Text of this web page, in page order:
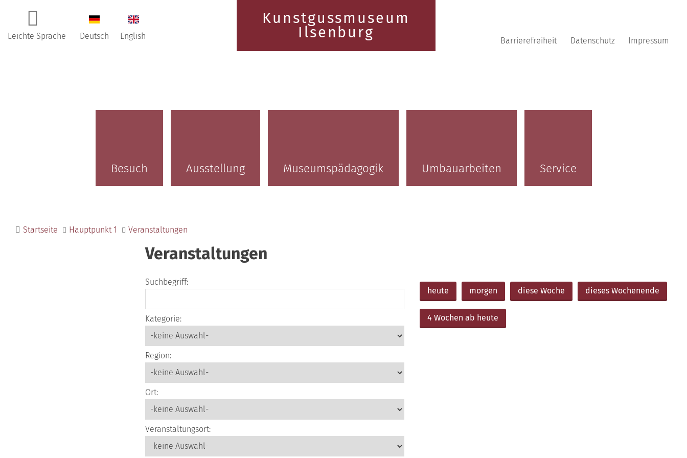
Leichte Sprache Deutsch English
Kunstgussmuseum
Ilsenburg
Barrierefreiheit Datenschutz Impressum
Besuch Ausstellung Museumspädagogik Umbauarbeiten Service
Startseite Hauptpunkt 1 Veranstaltungen
Veranstaltungen
Suchbegriff:
Kategorie:
Region:
Ort:
Veranstaltungsort:
heute morgen diese Woche dieses Wochenende
4 Wochen ab heute